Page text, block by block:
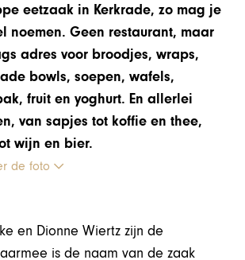
eetzaak in Kerkrade, zo mag je
noemen. Geen restaurant, maar
adres voor broodjes, wraps,
bowls, soepen, wafels,
fruit en yoghurt. En allerlei
van sapjes tot koffie en thee,
wijn en bier.
de foto
en Dionne Wiertz zijn de
is de naam van de zaak